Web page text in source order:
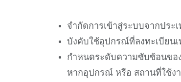
จำกัดการเข้าสู่ระบบจากประ
บังคับใช้อุปกรณ์ที่ลงทะเบียน
กำหนดระดับความซับซ้อนขอ
หากอุปกรณ์ หรือ สถานที่ใช้ง